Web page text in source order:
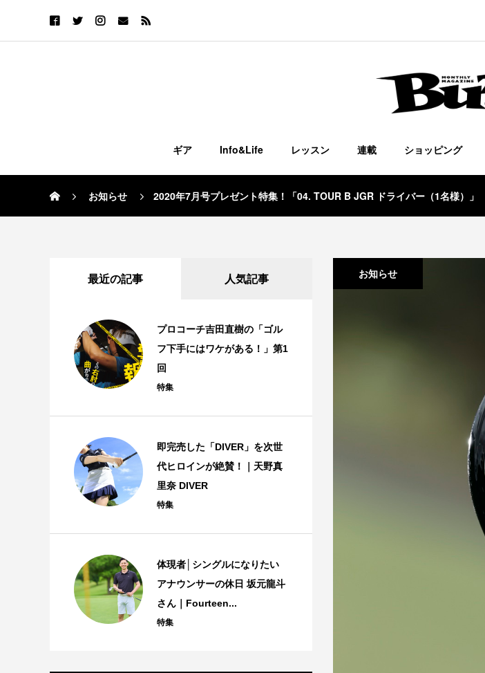
ギア Info&Life レッスン 連載 ショッピング
お知らせ 2020年7月号プレゼント特集！「04. TOUR B JGR ドライバー（1名様）」
お知らせ
最近の記事 人気記事
プロコーチ吉田直樹の「ゴル
フ下手にはワケがある！」第1
回
特集
即完売した「DIVER」を次世
代ヒロインが絶賛！｜天野真
里奈 DIVER
特集
体現者│シングルになりたい
アナウンサーの休日 坂元龍斗
さん｜Fourteen...
特集